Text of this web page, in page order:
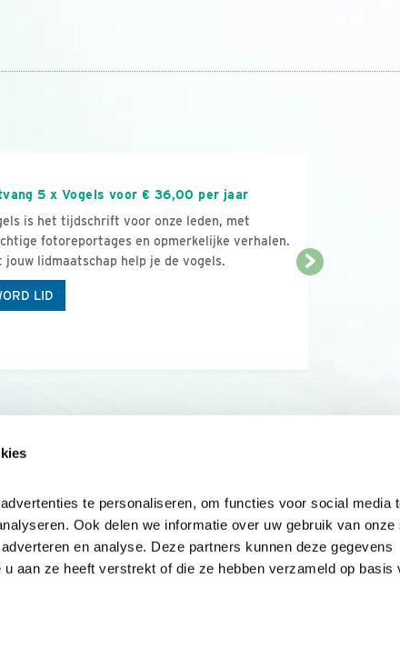
te personaliseren, om functies voor social media
Ook delen we informatie over uw gebruik van onze
en analyse. Deze partners kunnen deze gegevens
aan ze heeft verstrekt of die ze hebben verzameld op basis
5 x Vogels voor € 36,00 per jaar
is het tijdschrift voor onze leden, met
fotoreportages en opmerkelijke verhalen.
jouw lidmaatschap help je de vogels.
LID